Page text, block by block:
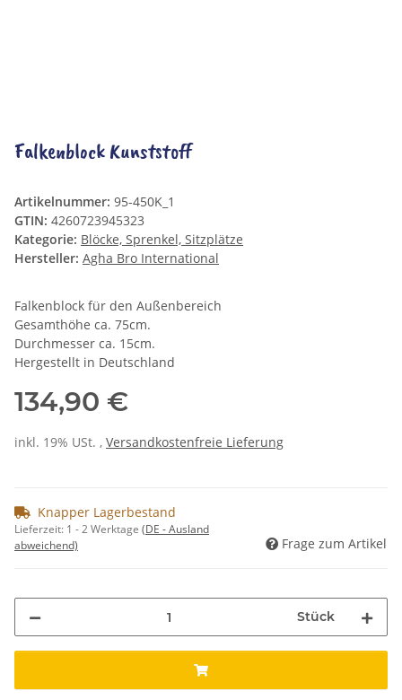
Falkenblock Kunststoff
Artikelnummer: 95-450K_1
GTIN: 4260723945323
Kategorie: Blöcke, Sprenkel, Sitzplätze
Hersteller: Agha Bro International
Falkenblock für den Außenbereich
Gesamthöhe ca. 75cm.
Durchmesser ca. 15cm.
Hergestellt in Deutschland
134,90 €
inkl. 19% USt. , Versandkostenfreie Lieferung
Knapper Lagerbestand
Lieferzeit: 1 - 2 Werktage (DE - Ausland
abweichend)
Frage zum Artikel
Stück